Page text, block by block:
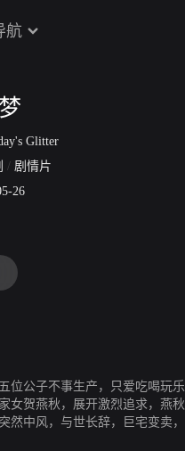
航
Glitter
/ 剧情片
26
位公子不事生产，只爱吃喝玩
女贺燕秋，展开激烈追求，燕
然中风，与世长辞，巨宅变卖